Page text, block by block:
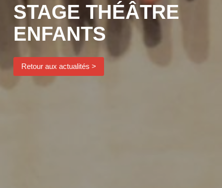
STAGE THÉÂTRE
ENFANTS
Retour aux actualités >